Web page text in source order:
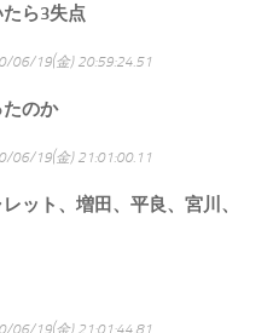
ら3失点
06/19(金) 20:59:24.51
のか
06/19(金) 21:01:00.11
ット、増田、平良、宮川、
06/19(金) 21:01:44.81